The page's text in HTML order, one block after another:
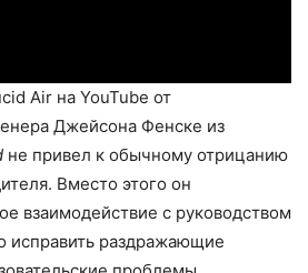
Air на YouTube от
Джейсона Фенске из
не привел к обычному отрицанию
Вместо этого он
взаимодействие с руководством
исправить раздражающие